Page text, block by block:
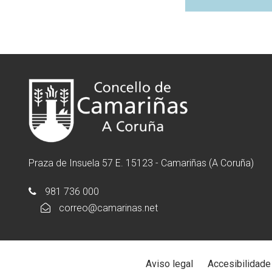
Praza de Insuela 57 E. 15123 - Camariñas (A Coruña)
981 736 000
correo@camarinas.net
Aviso legal Accesibilidade